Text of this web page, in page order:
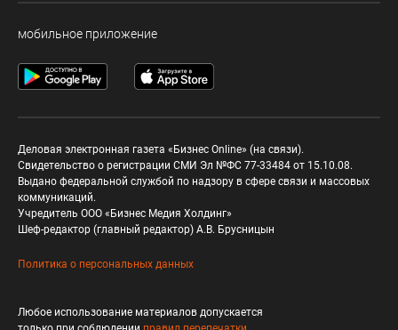
мобильное приложение
Деловая электронная газета «Бизнес Online» (на связи).
Свидетельство о регистрации СМИ Эл №ФС 77-33484 от 15.10.08.
Выдано федеральной службой по надзору в сфере связи и массовых
коммуникаций.
Учредитель ООО «Бизнес Медия Холдинг»
Шеф-редактор (главный редактор) А.В. Брусницын
Политика о персональных данных
Любое использование материалов допускается